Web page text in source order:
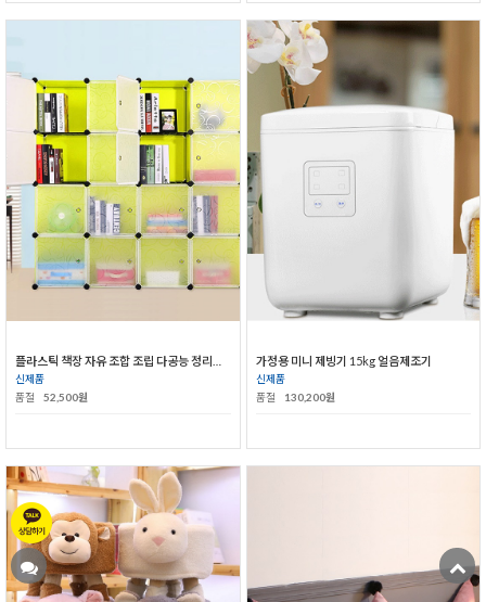
신제품
품절
52,500원
가정용 미니 제빙기 15kg 얼음제조기
신제품
품절
130,200원